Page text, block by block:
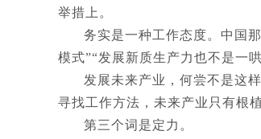
举措上。
务实是一种工作态度。中国
模式”“发展新质生产力也不是一
发展未来产业，何尝不是这
寻找工作方法，未来产业只有根
第三个词是定力。